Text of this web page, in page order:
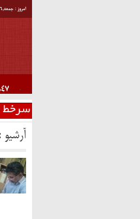
امروز : جمعه,۱۶ام مرداد ۱۴۰۵
#2847
آرشیو